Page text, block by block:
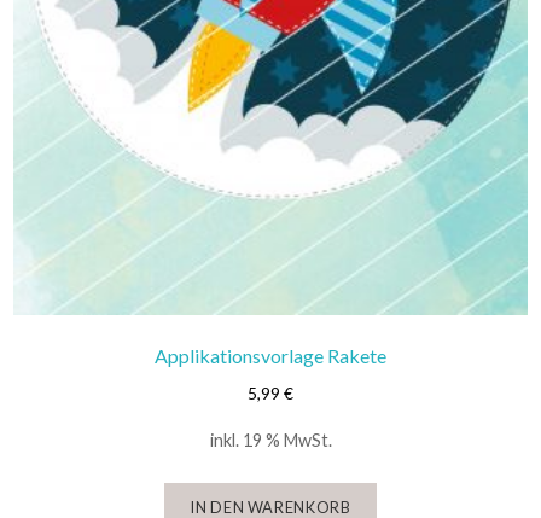
Applikationsvorlage Rakete
5,99 €
inkl. 19 % MwSt.
IN DEN WARENKORB